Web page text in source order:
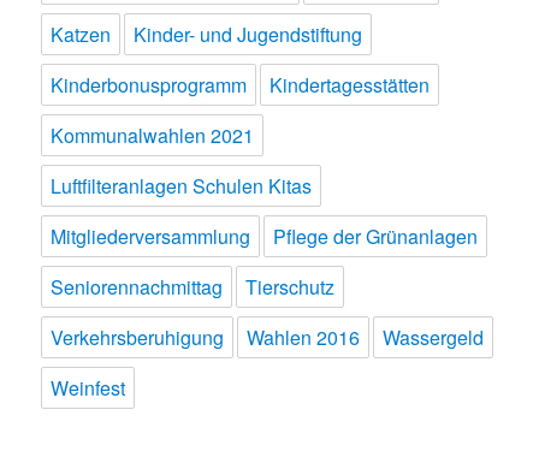
Katzen
Kinder- und Jugendstiftung
Kinderbonusprogramm
Kindertagesstätten
Kommunalwahlen 2021
Luftfilteranlagen Schulen Kitas
Mitgliederversammlung
Pflege der Grünanlagen
Seniorennachmittag
Tierschutz
Verkehrsberuhigung
Wahlen 2016
Wassergeld
Weinfest